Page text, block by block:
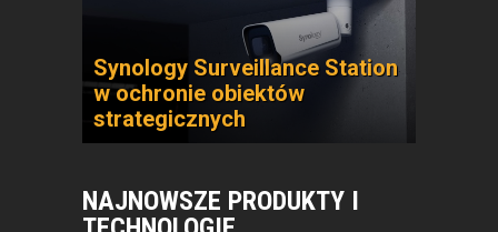
Synology Surveillance Station
w ochronie obiektów
strategicznych
NAJNOWSZE PRODUKTY I